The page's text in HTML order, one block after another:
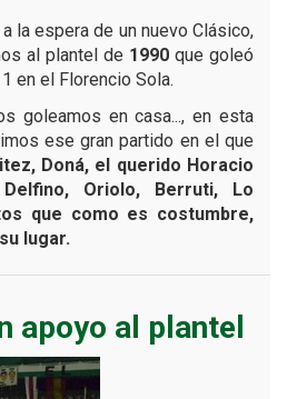
la espera de un nuevo Clásico,
al plantel de 1990 que goleó
en el Florencio Sola.
goleamos en casa..., en esta
ese gran partido en el que
Doná, el querido Horacio
Oriolo, Berruti, Lo
que como es costumbre,
lugar.
apoyo al plantel